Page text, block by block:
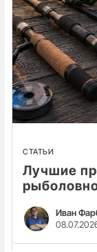
СТАТЬИ
Лучшие
Иван